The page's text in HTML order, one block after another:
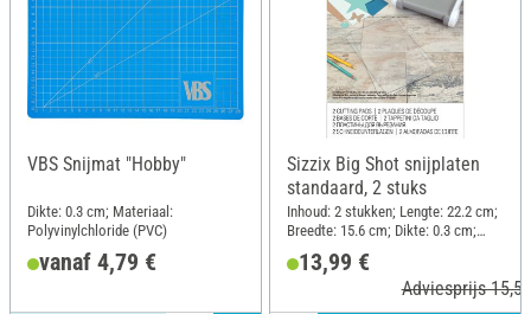
VBS Snijmat "Hobby"
Dikte: 0.3 cm; Materiaal:
Polyvinylchloride (PVC)
vanaf 4,79 €
Sizzix Big Shot snijplaten
standaard, 2 stuks
Inhoud: 2 stukken; Lengte: 22.2 cm;
Breedte: 15.6 cm; Dikte: 0.3 cm;
13,99 €
Adviesprijs